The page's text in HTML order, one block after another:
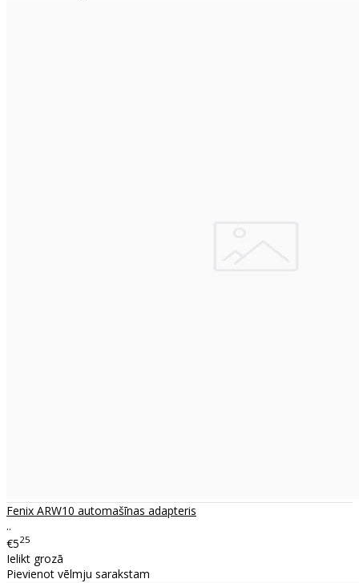
Fenix ARW10 automašīnas adapteris
..
€525
Ielikt grozā
Pievienot vēlmju sarakstam